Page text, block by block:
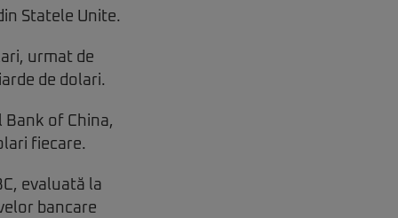
Statele Unite.
urmat de
de dolari.
of China,
fiecare.
evaluată la
bancare